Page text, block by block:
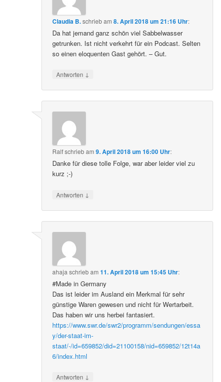
Claudia B.schriebam8. April 2018 um 21:16 Uhr:
Da hat jemand ganz schön viel Sabbelwasser
getrunken. Ist nicht verkehrt für ein Podcast. Selten
so einen eloquenten Gast gehört. – Gut.
Antworten ↓
Ralfschriebam9. April 2018 um 16:00 Uhr:
Danke für diese tolle Folge, war aber leider viel zu
kurz ;-)
Antworten ↓
ahaja schriebam11. April 2018 um 15:45 Uhr:
#Made in Germany
Das ist leider im Ausland ein Merkmal für sehr
günstige Waren gewesen und nicht für Wertarbeit.
Das haben wir uns herbei fantasiert.
https://www.swr.de/swr2/programm/sendungen/essa
y/der-staat-im-
staat/-/id=659852/did=21100158/nid=659852/12t14a
6/index.html
Antworten ↓